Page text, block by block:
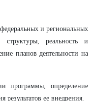
и региональных
структуры, реальность и
планов деятельности на
программы, определение
результатов ее внедрения.